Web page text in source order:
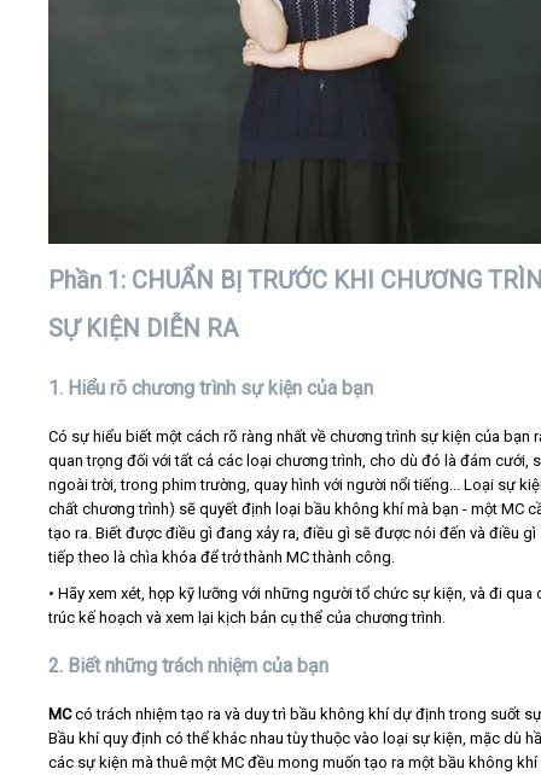
Phần 1: CHUẨN BỊ TRƯỚC KHI CHƯƠNG
SỰ KIỆN DIỄN RA
1. Hiểu rõ chương trình sự kiện của bạn
Có sự hiểu biết một cách rõ ràng nhất về chương trình sự kiện của bạn
quan trọng đối với tất cả các loại chương trình, cho dù đó là đám cưới,
ngoài trời, trong phim trường, quay hình với người nổi tiếng... Loại sự
chất chương trình) sẽ quyết định loại bầu không khí mà bạn - một MC
tạo ra. Biết được điều gì đang xảy ra, điều gì sẽ được nói đến và điều gì
tiếp theo là chìa khóa để trở thành MC thành công.
• Hãy xem xét, họp kỹ lưỡng với những người tổ chức sự kiện, và đi qua
trúc kế hoạch và xem lại kịch bản cụ thể của chương trình.
2. Biết những trách nhiệm của bạn
MCcó trách nhiệm tạo ra và duy trì bầu không khí dự định trong suốt
Bầu khí quy định có thể khác nhau tùy thuộc vào loại sự kiện, mặc dù
các sự kiện mà thuê một MC đều mong muốn tạo ra một bầu không khí